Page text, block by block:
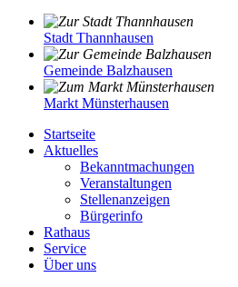
Stadt Thannhausen
Gemeinde Balzhausen
Markt Münsterhausen
Startseite
Aktuelles
Bekanntmachungen
Veranstaltungen
Stellenanzeigen
Bürgerinfo
Rathaus
Service
Über uns